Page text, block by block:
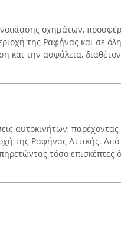
οχημάτων,
της Ραφήνας και σε
και την ασφάλεια,
αυτοκινήτων, παρέχοντας
της Ραφήνας Αττικής.
τόσο επισκέπτες